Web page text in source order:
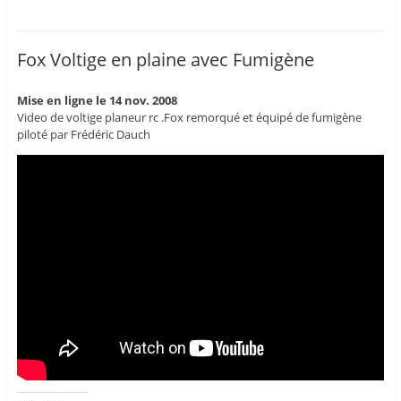
Fox Voltige en plaine avec Fumigène
Mise en ligne le 14 nov. 2008
Video de voltige planeur rc .Fox remorqué et équipé de fumigène
piloté par Frédéric Dauch